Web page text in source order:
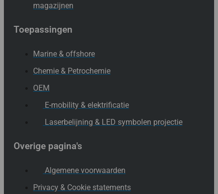
magazijnen
Toepassingen
Marine & offshore
Chemie & Petrochemie
OEM
E-mobility & elektrificatie
Laserbelijning & LED symbolen projectie
Overige pagina's
Algemene voorwaarden
Privacy & Cookie statements